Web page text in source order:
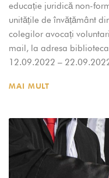
educație juridică non-
unitățile de învățământ
colegilor avocați
mail, la adresa
12.09.2022 –
MAI MULT